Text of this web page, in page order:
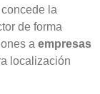
la
de forma
a empresas
localización